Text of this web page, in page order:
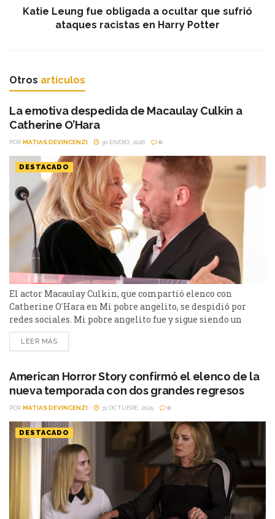
Katie Leung fue obligada a ocultar que sufrió
ataques racistas en Harry Potter
Otros artículos
La emotiva despedida de Macaulay Culkin a
Catherine O’Hara
POR MATIAS DEVINCENZI 30 ENERO, 2026 0
DESTACADO
El actor Macaulay Culkin, que compartió elenco con
Catherine O'Hara en Mi pobre angelito, se despidió por
redes sociales. Mi pobre angelito fue y sigue siendo un
clásico del cine. De ella formaron parte Macaulay Culkin,
como Kevin, el gran protagonista, y Catherine O'Hara como
noticia de que la actriz...
LEER MÁS
American Horror Story confirmó el elenco de la
nueva temporada con dos grandes regresos
POR MATIAS DEVINCENZI 31 OCTUBRE, 2025 0
DESTACADO